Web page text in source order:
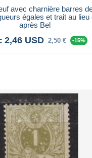
bancario
avec charnière barres
égales et trait au lieu
après Bel
2,46 USD 2,50 € -15%